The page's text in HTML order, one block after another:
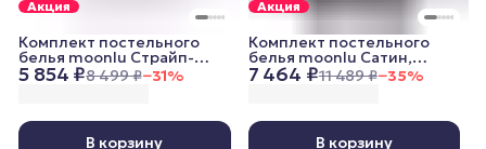
Акция
5 854 ₽8 499 ₽−31%
Комплект постельного
белья moonlu Страйп-
сатин, белый, 2 спальный
(наволочки 50x70 см)
В корзину
Акция
7 464 ₽11 489 ₽−35%
Комплект постельного
белья moonlu Сатин,
семейный (дуэт),
наволочки 70x70 см,
В корзину